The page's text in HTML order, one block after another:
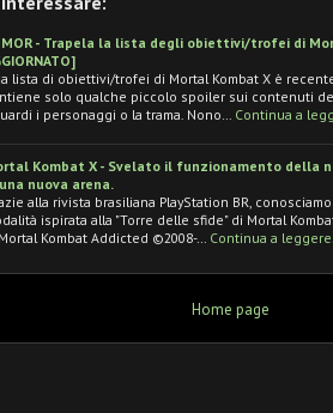
- Trapela la lista degli obiettivi/trofei di
lista di obiettivi/trofei di Mortal Kombat X è
solo qualche piccolo spoiler sui contenuti
i personaggi o la trama. Nono…
Continua a
Kombat X - Svelato il funzionamento della
nuova arena.
alla rivista brasiliana PlayStation BR,
ispirata alla "Torre delle sfide" di Mortal
Kombat Addicted ©2008-…
Continua a leggere.
Home page